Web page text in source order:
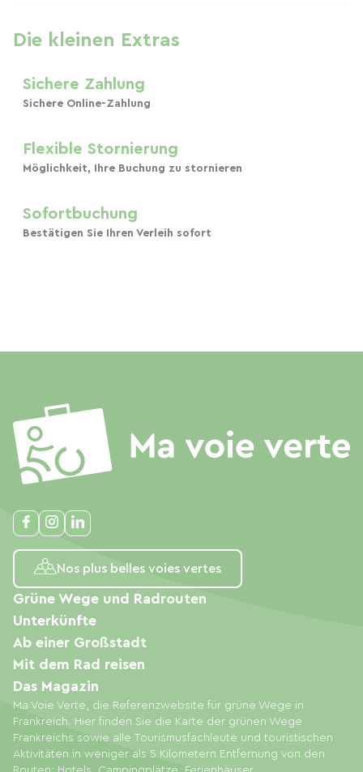
Die kleinen Extras
Sichere Zahlung
Sichere Online-Zahlung
Flexible Stornierung
Möglichkeit, Ihre Buchung zu stornieren
Sofortbuchung
Bestätigen Sie Ihren Verleih sofort
Nos plus belles voies vertes
Ma Voie Verte, die Referenzwebsite für grüne Wege in
Frankreich. Hier finden Sie die Karte der grünen Wege
Frankreichs sowie alle Tourismusfachleute und touristischen
Aktivitäten in weniger als 5 Kilometern Entfernung von den
Grüne Wege und Radrouten
Unterkünfte
Ab einer Großstadt
Mit dem Rad reisen
Das Magazin